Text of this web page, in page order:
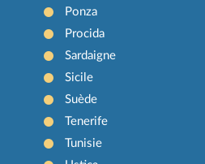
Ponza
Procida
Sardaigne
Sicile
Suède
Tenerife
Tunisie